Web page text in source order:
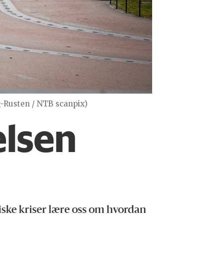
Rusten / NTB scanpix)
kriser lære oss om hvordan